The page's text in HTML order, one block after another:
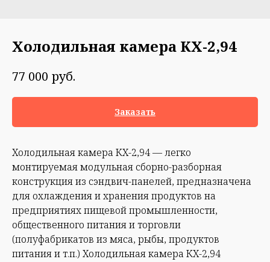
Холодильная камера КХ-2,94
77 000 руб.
Заказать
Холодильная камера КХ-2,94 — легко
монтируемая модульная сборно-разборная
конструкция из сэндвич-панелей, предназначена
для охлаждения и хранения продуктов на
предприятиях пищевой промышленности,
общественного питания и торговли
(полуфабрикатов из мяса, рыбы, продуктов
питания и т.п.) Холодильная камера КХ-2,94